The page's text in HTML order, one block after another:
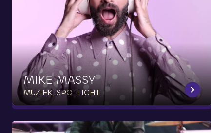
MIKE MASSY
MUZIEK, SPOTLIGHT